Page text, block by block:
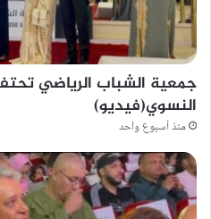
جمعية الشباب الرياضي
النسوي(فيديو)
منذ أسبوع واحد